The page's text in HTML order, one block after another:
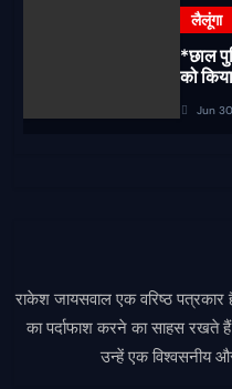
लैलूंगा
*छाल
को
Jun
राकेश जायसवाल एक वरिष्ठ
का पर्दाफाश करने का साहस रखते
उन्हें एक विश्वसनीय